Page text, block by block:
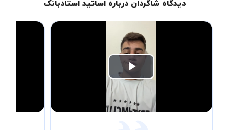
دیدگاه شاگردان درباره اساتید استادبانک
Play
Video